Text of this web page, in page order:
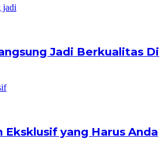
Jadi Berkualitas Di
Eksklusif yang Harus Anda